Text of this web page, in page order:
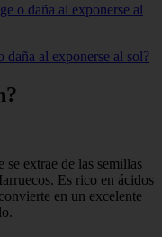
o daña al exponerse al
daña al exponerse al sol?
se extrae de las semillas
Es rico en ácidos
en un excelente